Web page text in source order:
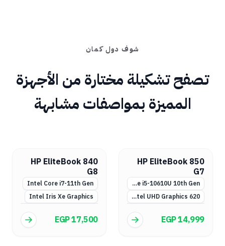
شوف دول كمان
تصفح تشكيلة مختارة من الأجهزة
المميزة بمواصفات مشابهة
HP EliteBook 850
G7
Intel Core i5-10610U 10th Gen
Intel UHD Graphics 620
EGP 14,999
HP EliteBook 840
G8
Intel Core i7-11th Gen
Intel Iris Xe Graphics
EGP 17,500